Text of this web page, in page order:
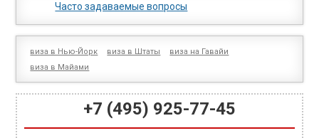
Часто задаваемые вопросы
виза в Нью-Йорк виза в Штаты
виза на Гавайи
виза в Майами
+7 (495) 925-77-45